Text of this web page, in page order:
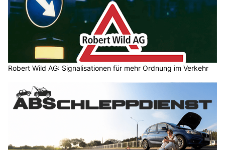
Robert Wild AG: Signalisationen für mehr Ordnung im Verkehr